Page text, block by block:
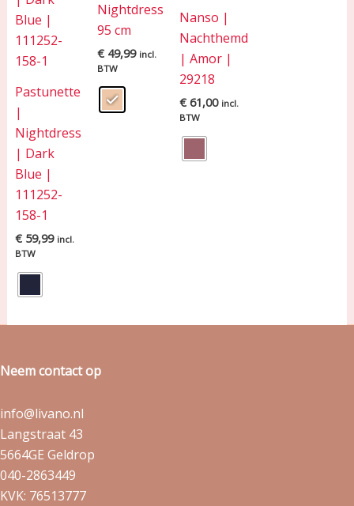
Pastunette
|
Nightdress
| Dark
Blue |
111252-
158-1
€59,99 incl.
BTW
Nightdress
95 cm
€49,99 incl.
BTW
Nanso |
Nachthemd
| Amor |
29218
€61,00 incl.
BTW
Neem contact op
info@livano.nl
Langstraat 43
5664GE Geldrop
040-2863449
KVK: 76513777